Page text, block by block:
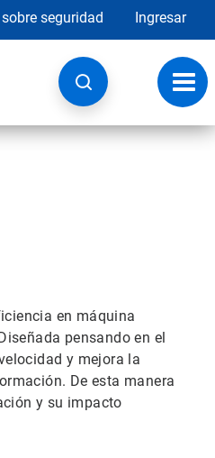
seguridad Ingresar
de
en máquina
pensando en el
y mejora la
De esta manera
y su impacto